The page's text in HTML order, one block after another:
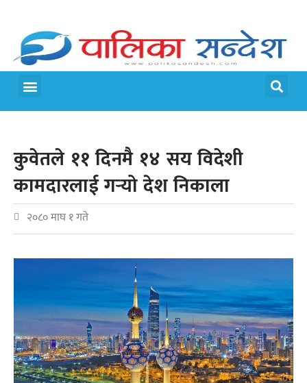
कुवेतले ११ दिनमै १४ सय विदेशी
कामदारलाई गर्‍यो देश निकाला
२०८० माघ १ गते